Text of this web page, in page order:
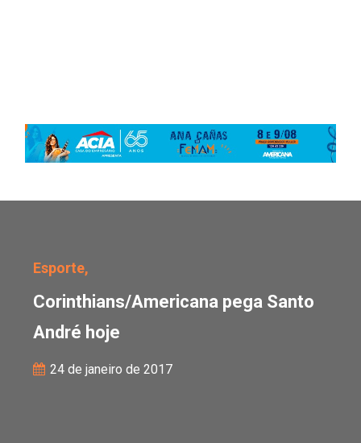
Esporte,
Corinthians/Americana pega Santo
André hoje
24 de janeiro de 2017